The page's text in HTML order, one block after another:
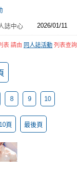
誌中心 2026/01/11
表 請由 同人誌活動 列表查詢
8 9 10
頁 最後頁